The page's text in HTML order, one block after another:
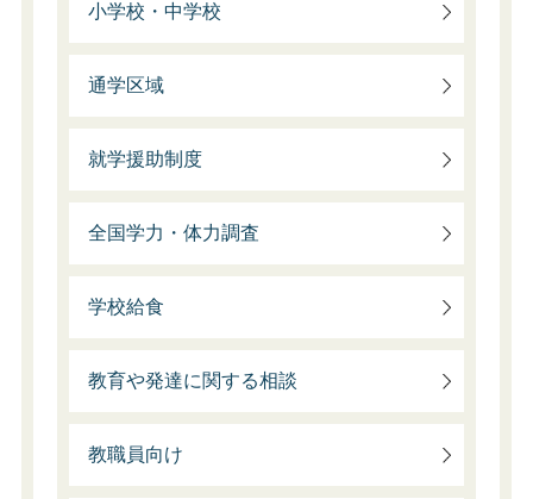
小学校・中学校
通学区域
就学援助制度
全国学力・体力調査
学校給食
教育や発達に関する相談
教職員向け